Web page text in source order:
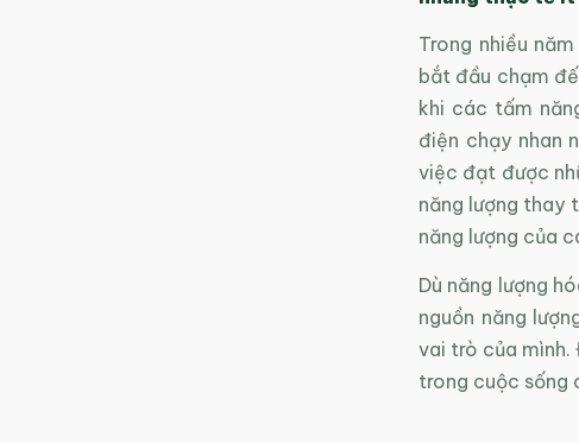
Trong nhiều
bắt đầu chạm
khi các tấm
điện chạy nhan
việc đạt được
năng lượng thay
năng lượng của
Dù năng lượng
nguồn năng
vai trò của mình.
trong cuộc sống